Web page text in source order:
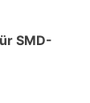
SMD-